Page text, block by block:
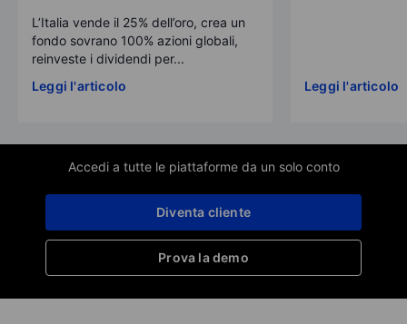
L’Italia vende il 25% dell’oro, crea un
fondo sovrano 100% azioni globali,
reinveste i dividendi per...
Leggi l'articolo
Leggi l'articolo
Accedi a tutte le piattaforme da un solo conto
Prova la demo
Diventa cliente